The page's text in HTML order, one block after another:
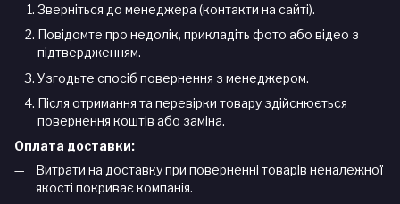
Зверніться до менеджера (контакти на сайті).
Повідомте про недолік, прикладіть фото або відео з
підтвердженням.
Узгодьте спосіб повернення з менеджером.
Після отримання та перевірки товару здійснюється
повернення коштів або заміна.
Оплата доставки:
Витрати на доставку при поверненні товарів неналежної
якості покриває компанія.